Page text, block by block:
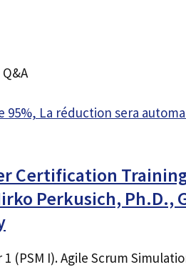
95%, La réduction sera
Certification
Perkusich, Ph.D.,
(PSM I). Agile Scrum